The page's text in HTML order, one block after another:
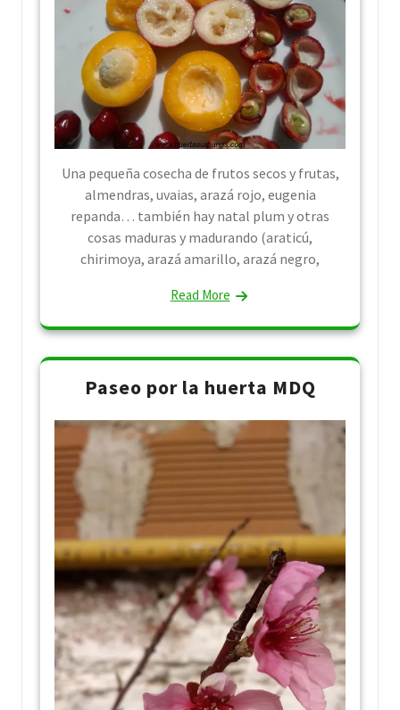
Una pequeña cosecha de frutos secos y frutas,
almendras, uvaias, arazá rojo, eugenia
repanda… también hay natal plum y otras
cosas maduras y madurando (araticú,
chirimoya, arazá amarillo, arazá negro,
Read More
Paseo por la huerta MDQ